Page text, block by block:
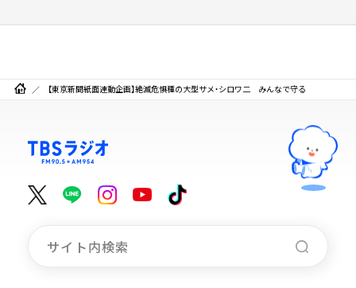
【東京新聞紙面連動企画】絶滅危惧種の大型サメ・シロワ二 みんなで守る